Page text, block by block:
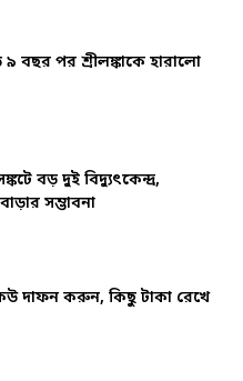
বছর পর শ্রীলঙ্কাকে হারালো
বড় দুই বিদ্যুৎকেন্দ্র,
সম্ভাবনা
দাফন করুন, কিছু টাকা রেখে